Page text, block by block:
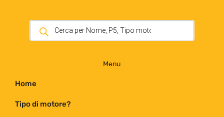
Menu
Home
Tipo di motore?